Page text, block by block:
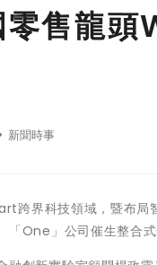
零售龍
新聞時事
跨界科技領域，暨布
One」公司催生整合